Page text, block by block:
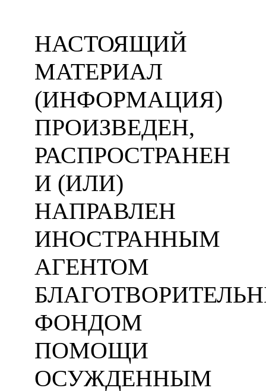
НАСТОЯЩИЙ
МАТЕРИАЛ
(ИНФОРМАЦИЯ)
ПРОИЗВЕДЕН,
РАСПРОСТРАНЕН
И (ИЛИ)
НАПРАВЛЕН
ИНОСТРАННЫМ
АГЕНТОМ
ФОНДОМ
ПОМОЩИ
ОСУЖДЕННЫМ